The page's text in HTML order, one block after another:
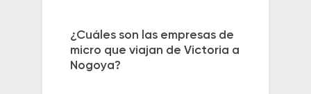
¿Cuáles son las empresas de
micro que viajan de Victoria a
Nogoya?